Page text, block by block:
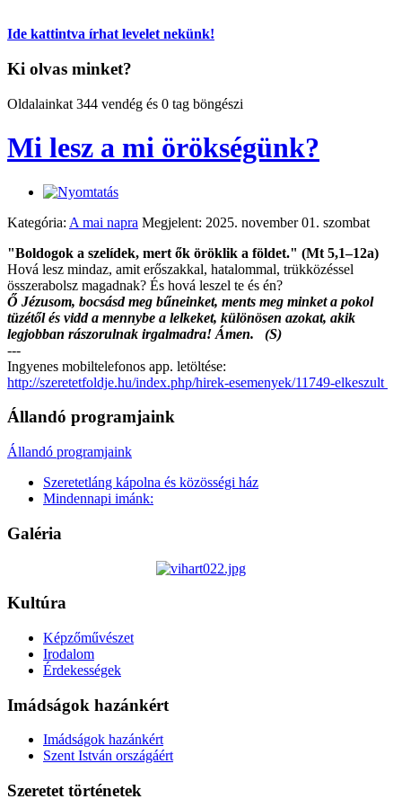
Ide kattintva írhat levelet nekünk!
Ki olvas minket?
Oldalainkat 344 vendég és 0 tag böngészi
Mi lesz a mi örökségünk?
Kategória: A mai napra Megjelent: 2025. november 01. szombat
"Boldogok a szelídek, mert ők öröklik a földet." (Mt 5,1–12a)
Hová lesz mindaz, amit erőszakkal, hatalommal, trükközéssel
összerabolsz magadnak? És hová leszel te és én?
Ő Jézusom, bocsásd meg bűneinket, ments meg minket a pokol
tüzétől és vidd a mennybe a lelkeket, különösen azokat, akik
legjobban rászorulnak irgalmadra! Ámen. (S)
---
Ingyenes mobiltelefonos app. letöltése:
http://szeretetfoldje.hu/index.php/hirek-esemenyek/11749-elkeszult
Állandó programjaink
Állandó programjaink
Szeretetláng kápolna és közösségi ház
Mindennapi imánk:
Galéria
Kultúra
Képzőművészet
Irodalom
Érdekességek
Imádságok hazánkért
Imádságok hazánkért
Szent István országáért
Szeretet történetek